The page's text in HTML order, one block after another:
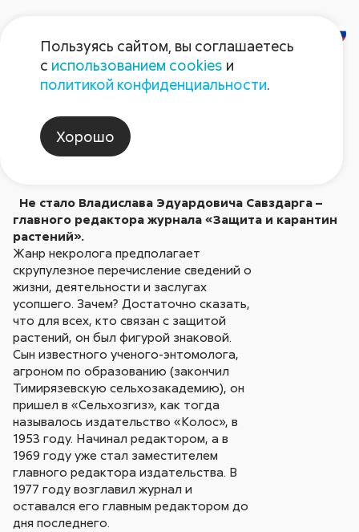
ПАМЯТИ В. Э.
САВЗДАРГА
Не стало Владислава Эдуардовича Савздарга –
главного редактора журнала «Защита и карантин
растений».
Жанр некролога предполагает
скрупулезное перечисление сведений о
жизни, деятельности и заслугах
усопшего. Зачем? Достаточно сказать,
что для всех, кто связан с защитой
растений, он был фигурой знаковой.
Сын известного ученого-энтомолога,
агроном по образованию (закончил
Тимирязевскую сельхозакадемию), он
пришел в «Сельхозгиз», как тогда
называлось издательство «Колос», в
1953 году. Начинал редактором, а в
1969 году уже стал заместителем
главного редактора издательства. В
1977 году возглавил журнал и
оставался его главным редактором до
дня последнего.
Пользуясь сайтом, вы соглашаетесь
с использованием cookies и
политикой конфиденциальности.
Хорошо